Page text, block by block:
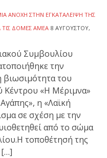
ΑΝΟΧΉ ΣΤΗΝ ΕΓΚΑΤΆΛΕΙΨΗ ΤΗΣ
ΤΙΣ ΔΟΜΈΣ ΑΜΕΑ 8 ΑΥΓΟΎΣΤΟΥ,
Συμβουλίου
την
βιωσιμότητα του
Κέντρου «Η Μέριμνα»
η «Λαϊκή
σε σχέση με την
από το σώμα
τοποθέτησή της
[…]